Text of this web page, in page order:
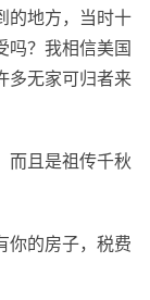
的地方，当时十
吗？我相信美国
多无家可归者来
而且是祖传千秋
你的房子，税费